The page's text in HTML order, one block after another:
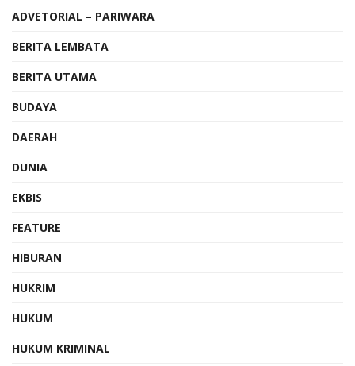
ADVETORIAL – PARIWARA
BERITA LEMBATA
BERITA UTAMA
BUDAYA
DAERAH
DUNIA
EKBIS
FEATURE
HIBURAN
HUKRIM
HUKUM
HUKUM KRIMINAL